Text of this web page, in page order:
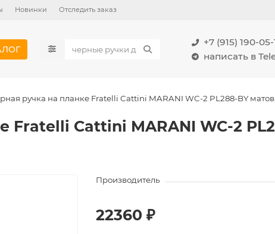
Новинки Отследить заказ
+7 (915) 190-05-
написать в
ручка на планке Fratelli Cattini MARANI WC-2 PL288-BY
Fratelli Cattini MARANI WC-2
Производитель
22360 ₽